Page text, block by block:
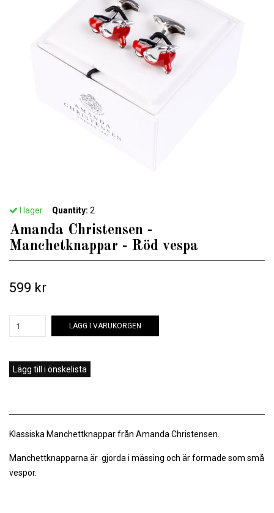
I lager. Quantity: 2
Amanda Christensen -
Manchetknappar - Röd vespa
599 kr
LÄGG I VARUKORGEN
Lägg till i önskelista
Klassiska Manchettknappar från Amanda Christensen.
Manchettknapparna är gjorda i mässing och är formade som små
vespor.